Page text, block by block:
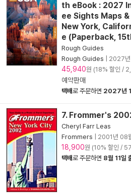
th eBook : 2027
ee Sights Maps
New York,
e (Paperback,
Rough Guides
Rough Guides
2027년
45,940원 (18% 할인 /
예약판매
택배로 주문하면 2027년 1
7. Frommer's
Cheryl Farr Leas
Frommers
2001년 08
18,900원 (10% 할인 /
택배로 주문하면 8월 11일